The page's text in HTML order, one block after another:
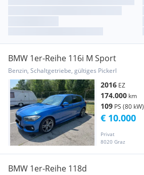
BMW 1er-Reihe 116i M Sport
Benzin, Schaltgetriebe, gültiges Pickerl
2016 EZ
174.000 km
109 PS (80 kW)
Privat
8020 Graz
€ 10.000
BMW 1er-Reihe 118d